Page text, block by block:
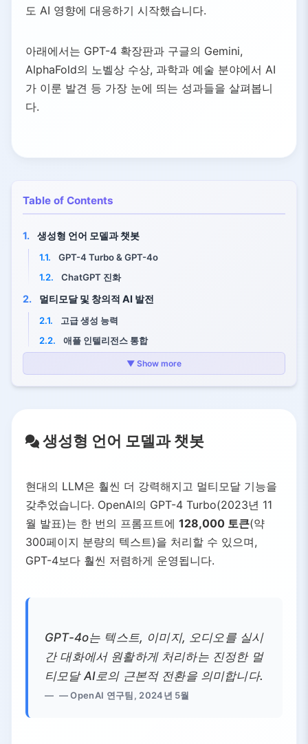
도 AI 영향에 대응하기 시작했습니다.
아래에서는 GPT-4 확장판과 구글의 Gemini,
AlphaFold의 노벨상 수상, 과학과 예술 분야에서 AI
가 이룬 발견 등 가장 눈에 띄는 성과들을 살펴봅니
다.
Table of Contents
1. 생성형 언어 모델과 챗봇
1.1.
GPT-4 Turbo & GPT-4o
1.2.
ChatGPT 진화
2. 멀티모달 및 창의적 AI 발전
2.1.
고급 생성 능력
2.2.
애플 인텔리전스 통합
역사적인 예술 시장 성과
4.1.
딥마인드의 ALOHA 로봇
4.3.
산업 응용
5. 제품, 산업 및 사회 분야의 AI
5.1. 일상 기술에 AI 통합
5.2.
EU AI 법안 - 최초의 포괄적 AI 법률
역사적 투자 및 가치 평가
6.2. 과학적 돌파구
6.3. 일상 통합
▼ Show more
생성형 언어 모델과 챗봇
현대의 LLM은 훨씬 더 강력해지고 멀티모달 기능을
갖추었습니다. OpenAI의 GPT-4 Turbo(2023년 11
월 발표)는 한 번의 프롬프트에 128,000 토큰(약
300페이지 분량의 텍스트)을 처리할 수 있으며,
GPT-4보다 훨씬 저렴하게 운영됩니다.
GPT-4o는 텍스트, 이미지, 오디오를 실시
간 대화에서 원활하게 처리하는 진정한 멀
티모달 AI로의 근본적 전환을 의미합니다.
— OpenAI 연구팀, 2024년 5월